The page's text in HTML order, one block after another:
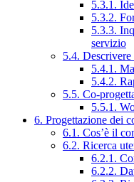
5.3.1.
5.3.2.
5.3.3.
servizio
5.4.
5.4.1.
5.4.2.
5.5. Co-
5.5.1.
6. Progettazione dei
6.1. Cos’è il
6.2. Ricerca
6.2.1.
6.2.2.